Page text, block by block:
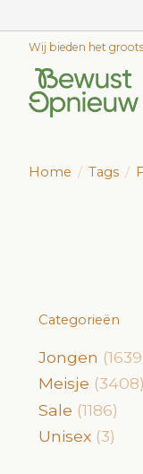
Wij bieden het
Home / Tags /
Categorieën
Jongen
Meisje (3408)
Sale (1186)
Unisex (3)